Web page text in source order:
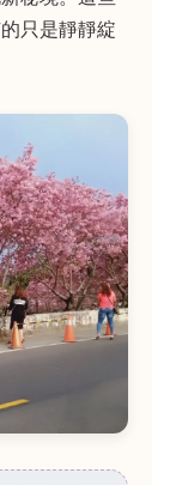
只是靜靜綻